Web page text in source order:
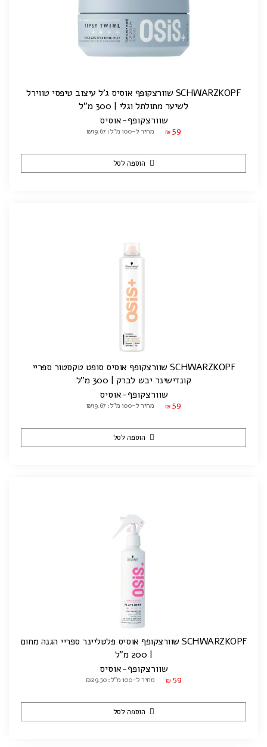
SCHWARZKOPF שוורצקופף אוסיס ג'ל עיצוב טיפסי טווירל
לשיער מתולתל וגלי | 300 מ"ל
שוורצקופף-אוסיס
₪ 59 מחיר ל-100 מ"ל: ₪19.67
הוספה לסל
SCHWARZKOPF שוורצקופף אוסיס סופט טקסטור ספריי
קונדישינר יבש לברק | 300 מ"ל
שוורצקופף-אוסיס
₪ 59 מחיר ל-100 מ"ל: ₪19.67
הוספה לסל
SCHWARZKOPF שוורצקופף אוסיס פלטליינר ספריי הגנה מחום
| 200 מ"ל
שוורצקופף-אוסיס
₪ 59 מחיר ל-100 מ"ל: ₪29.50
הוספה לסל